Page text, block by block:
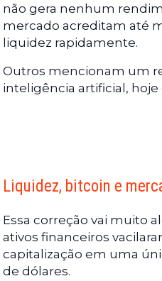
não gera nenhum
mercado acreditam até
liquidez rapidamente.
Outros mencionam um
inteligência artificial,
Liquidez, bitcoin e
Essa correção vai muito
ativos financeiros
capitalização em uma
de dólares.